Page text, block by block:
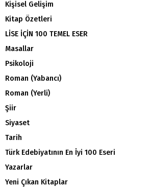
Kişisel Gelişim
Kitap Özetleri
LİSE İÇİN 100 TEMEL ESER
Masallar
Psikoloji
Roman (Yabancı)
Roman (Yerli)
Şiir
Siyaset
Tarih
Türk Edebiyatının En İyi 100 Eseri
Yazarlar
Yeni Çıkan Kitaplar